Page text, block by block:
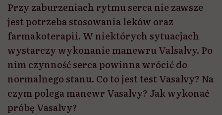
Przy zaburzeniach rytmu serca nie zawsze
jest potrzeba stosowania leków oraz
farmakoterapii. W niektórych sytuacjach
wystarczy wykonanie manewru Valsalvy. Po
nim czynność serca powinna wrócić do
normalnego stanu. Co to jest test Vasalvy? Na
czym polega manewr Vasalvy? Jak wykonać
próbę Vasalvy?